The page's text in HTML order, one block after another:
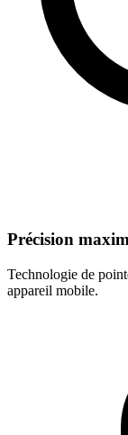
Précision
Technologie de
appareil mobile.